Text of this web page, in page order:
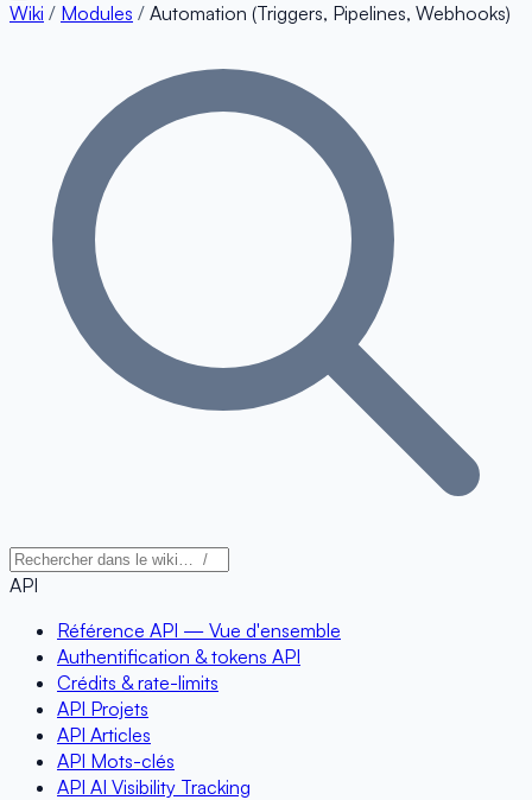
Wiki / Modules / Automation (Triggers, Pipelines, Webhooks)
API
Référence API — Vue d'ensemble
Authentification & tokens API
Crédits & rate-limits
API Projets
API Articles
API Mots-clés
API AI Visibility Tracking